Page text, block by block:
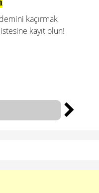
kaçırmak
kayıt olun!